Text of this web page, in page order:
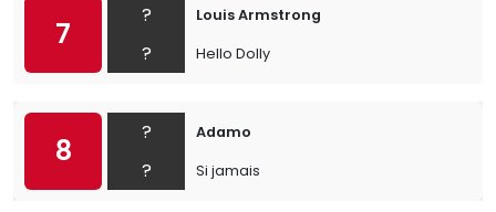
7
?
?
Louis Armstrong
Hello Dolly
8
?
?
Adamo
Si jamais